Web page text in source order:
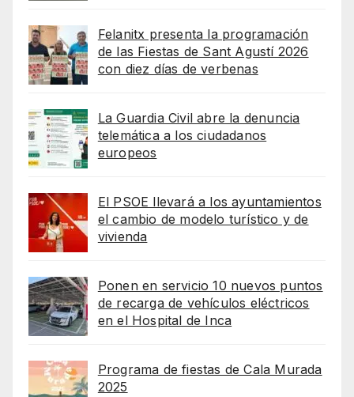
Felanitx presenta la programación
de las Fiestas de Sant Agustí 2026
con diez días de verbenas
La Guardia Civil abre la denuncia
telemática a los ciudadanos
europeos
El PSOE llevará a los ayuntamientos
el cambio de modelo turístico y de
vivienda
Ponen en servicio 10 nuevos puntos
de recarga de vehículos eléctricos
en el Hospital de Inca
Programa de fiestas de Cala Murada
2025